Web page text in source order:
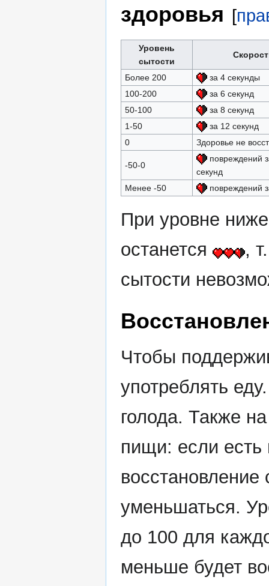
здоровья [
Уровень
сытости
Более 200
за 4 секунды
100-200
за 6 секунд
50-100
за 8 секунд
1-50
за 12 секунд
0
Здоровье не
-50-0
повреждений
секунд
Менее -50
повреждений
При уровне
останется
,
сытости
Чтобы
употреблять
голода. Также
пищи: если есть
уменьшаться.
до 100 для
меньше будет